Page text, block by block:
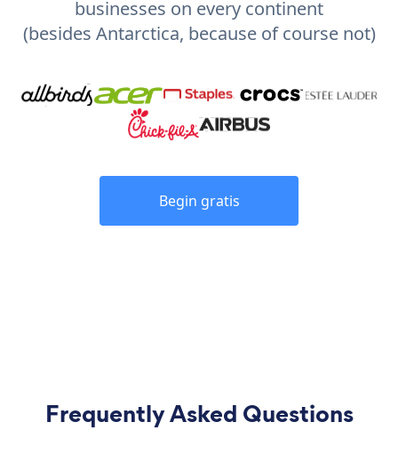
businesses on every continent
(besides Antarctica, because of course not)
Begin gratis
Frequently Asked Questions